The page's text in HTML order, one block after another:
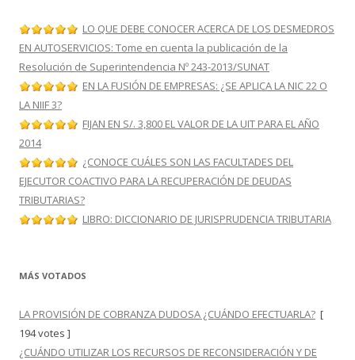
LO QUE DEBE CONOCER ACERCA DE LOS DESMEDROS
EN AUTOSERVICIOS: Tome en cuenta la publicación de la
Resolución de Superintendencia Nº 243-2013/SUNAT
EN LA FUSIÓN DE EMPRESAS: ¿SE APLICA LA NIC 22 O
LA NIIF 3?
FIJAN EN S/. 3,800 EL VALOR DE LA UIT PARA EL AÑO
2014
¿CONOCE CUÁLES SON LAS FACULTADES DEL
EJECUTOR COACTIVO PARA LA RECUPERACIÓN DE DEUDAS
TRIBUTARIAS?
LIBRO: DICCIONARIO DE JURISPRUDENCIA TRIBUTARIA
MÁS VOTADOS
LA PROVISIÓN DE COBRANZA DUDOSA ¿CUÁNDO EFECTUARLA? [
194 votes ]
¿CUÁNDO UTILIZAR LOS RECURSOS DE RECONSIDERACIÓN Y DE